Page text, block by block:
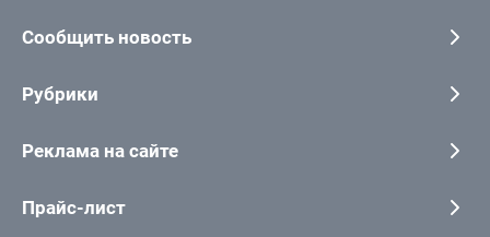
Сообщить новость
Рубрики
Реклама на сайте
Прайс-лист